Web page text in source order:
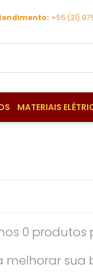
+55 (21)
MATERIAIS
0 produtos
melhorar sua